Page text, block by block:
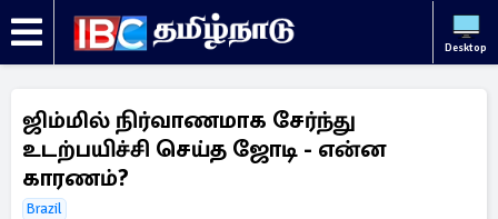
Desktop
ஜிம்மில் நிர்வாணமாக சேர்ந்து
உடற்பயிச்சி செய்த ஜோடி - என்ன
காரணம்?
Brazil